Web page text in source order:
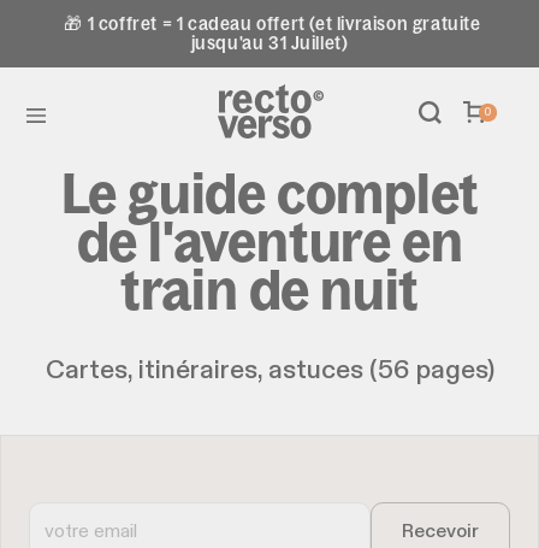
🎁 1 coffret = 1 cadeau offert (et livraison gratuite
jusqu'au 31 Juillet)
0
Le guide complet
de l'aventure en
train de nuit
Cartes, itinéraires, astuces (56 pages)